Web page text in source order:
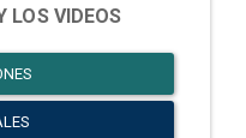
LOS VIDEOS